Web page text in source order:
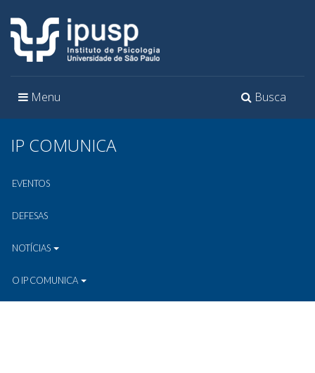
Toggle
Busca
Toggle
Menu
IP COMUNICA
EVENTOS
DEFESAS
NOTÍCIAS
O IP COMUNICA